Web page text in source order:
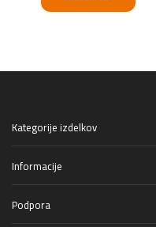
bila: 439,99
Kategorije izdelkov
Informacije
Podpora